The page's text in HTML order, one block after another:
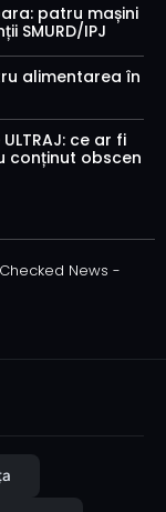
patru mașini
SMURD/IPJ
alimentarea în
ce ar fi
conținut obscen
News -